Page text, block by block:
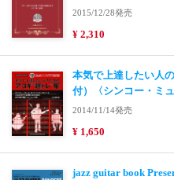
2015/12/28発売
¥ 2,310
本気で上達したい人
付）〈シンコー・ミ
2014/11/14発売
¥ 1,650
jazz guitar book